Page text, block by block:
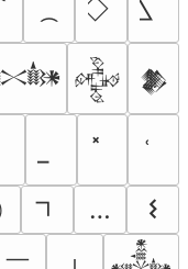
𒅒 𒆎
…
𐌔